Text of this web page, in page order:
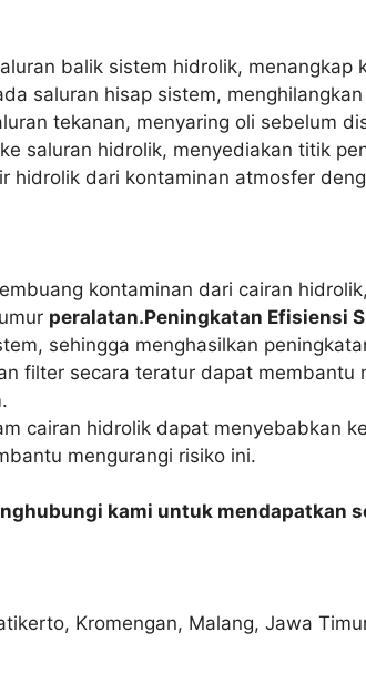
balik sistem hidrolik,
saluran hisap sistem,
tekanan, menyaring oli sebelum
saluran hidrolik, menyediakan titik
hidrolik dari kontaminan atmosfer
kontaminan dari cairan
peralatan.Peningkatan Efisiensi
sehingga menghasilkan
filter secara teratur dapat
cairan hidrolik dapat menyebabkan
mengurangi risiko ini.
kami untuk mendapatkan
Kromengan, Malang, Jawa